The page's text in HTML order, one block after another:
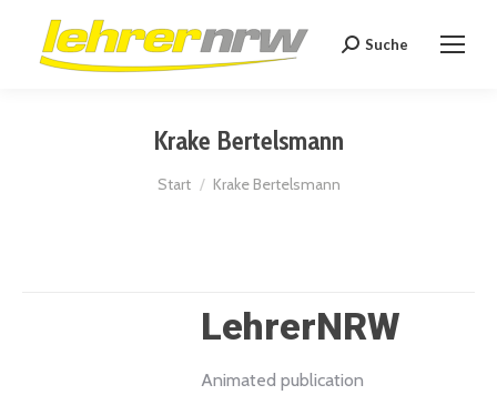
Search:
Suche
Krake Bertelsmann
Sie befinden sich hier:
Start Krake Bertelsmann
LehrerNRW
Animated publication